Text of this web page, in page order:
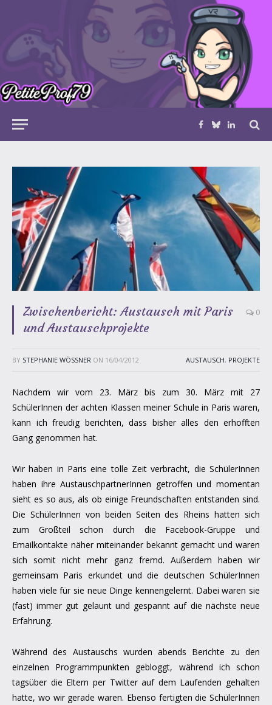
Facebook
BlueskyLinkedIn
Zwischenbericht: Austausch mit Paris
und Austauschprojekte
0
BY STEPHANIE WÖSSNER ON 16/04/2012 AUSTAUSCH, PROJEKTE
Nachdem wir vom 23. März bis zum 30. März mit 27
SchülerInnen der achten Klassen meiner Schule in Paris waren,
kann ich freudig berichten, dass bisher alles den erhofften
Gang genommen hat.
Wir haben in Paris eine tolle Zeit verbracht, die SchülerInnen
haben ihre AustauschpartnerInnen getroffen und momentan
sieht es so aus, als ob einige Freundschaften entstanden sind.
Die SchülerInnen von beiden Seiten des Rheins hatten sich
zum Großteil schon durch die Facebook-Gruppe und
Emailkontakte näher miteinander bekannt gemacht und waren
sich somit nicht mehr ganz fremd. Außerdem haben wir
gemeinsam Paris erkundet und die deutschen SchülerInnen
haben viele für sie neue Dinge kennengelernt. Dabei waren sie
(fast) immer gut gelaunt und gespannt auf die nächste neue
Erfahrung.
Während des Austauschs wurden abends Berichte zu den
einzelnen Programmpunkten gebloggt, während ich schon
tagsüber die Eltern per Twitter auf dem Laufenden gehalten
hatte, wo wir gerade waren. Ebenso fertigten die SchülerInnen